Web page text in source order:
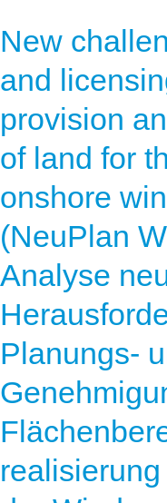
New
and
provision
of land for
onshore
(NeuPlan
Analyse
Planungs-